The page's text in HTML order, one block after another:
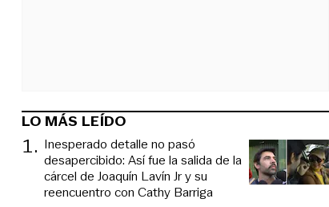
LO MÁS LEÍDO
1. Inesperado detalle no pasó
desapercibido: Así fue la salida de la
cárcel de Joaquín Lavín Jr y su
reencuentro con Cathy Barriga